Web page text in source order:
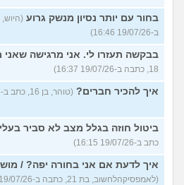
בחור עם יותר נסיון מנשק גרוע
ב-19/07/26 16:46)
בבקשה תעזרו לי. אני מרגישה
18, כתבה ב-19/07/26 16:37)
איך להכיר חברים? (טוהר, בן 16, כתב ב-19/07/26 16:26)
ביטול חוזה בגלל מצב לא סביר
כתב ב-19/07/26 16:15)
איך לדעת אם אני בחורה יפה? /
(לאמפסיקהלחשוב, בת 21, כתבה ב-19/07/26 16:04)